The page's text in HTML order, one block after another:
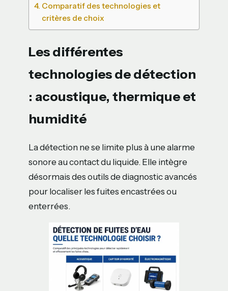
Comparatif des technologies et
critères de choix
Les différentes
technologies de détection
: acoustique, thermique et
humidité
La détection ne se limite plus à une alarme
sonore au contact du liquide. Elle intègre
désormais des outils de diagnostic avancés
pour localiser les fuites encastrées ou
enterrées.